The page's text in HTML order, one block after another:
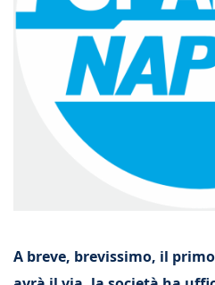
A breve, brevissimo, il